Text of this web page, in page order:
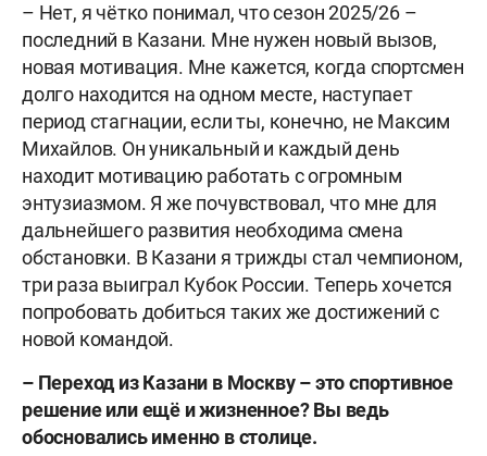
– Нет, я чётко понимал, что сезон 2025/26 –
последний в Казани. Мне нужен новый вызов,
новая мотивация. Мне кажется, когда спортсмен
долго находится на одном месте, наступает
период стагнации, если ты, конечно, не Максим
Михайлов. Он уникальный и каждый день
находит мотивацию работать с огромным
энтузиазмом. Я же почувствовал, что мне для
дальнейшего развития необходима смена
обстановки. В Казани я трижды стал чемпионом,
три раза выиграл Кубок России. Теперь хочется
попробовать добиться таких же достижений с
новой командой.
– Переход из Казани в Москву – это спортивное
решение или ещё и жизненное? Вы ведь
обосновались именно в столице.